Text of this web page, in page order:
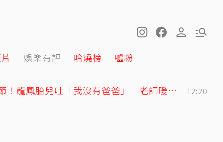
娛樂有評 哈燒榜 噓粉
明金成走後第4個父親節！龍鳳胎兒吐「我沒有爸爸」 老師暖回一句話全網鼻酸 12:20